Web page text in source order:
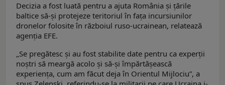
Decizia a fost luată pentru a ajuta România și țările
baltice să-şi protejeze teritoriul în faţa incursiunilor
dronelor folosite în războiul ruso-ucrainean, relatează
agenţia EFE.
„Se pregătesc şi au fost stabilite date pentru ca experţii
noştri să meargă acolo şi să-şi împărtăşească
experienţa, cum am făcut deja în Orientul Mijlociu”, a